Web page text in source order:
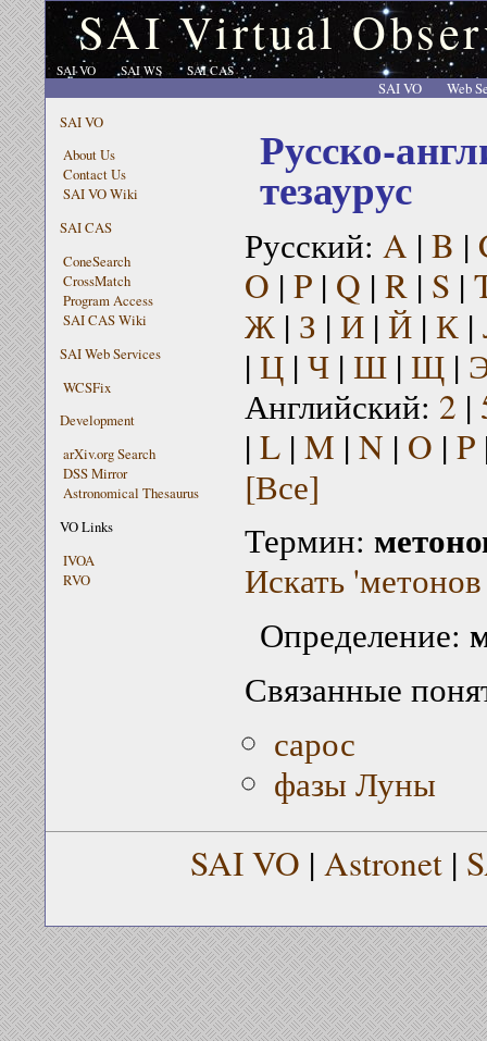
SAI Virtual
SAI VO SAI WS SAI CAS
SAI VO
Web
SAI VO
About Us
Contact Us
SAI VO Wiki
SAI CAS
ConeSearch
CrossMatch
Program Access
SAI CAS Wiki
SAI Web Services
WCSFix
Development
arXiv.org Search
DSS Mirror
Astronomical Thesaurus
VO Links
IVOA
RVO
Русско-
тезаурус
Русский: A | B |
O | P| Q | R| S |
Ж| З | И| Й| К|
| Ц| Ч| Ш| Щ|
Английский: 2 |
| L| M | N | O | P
[Все]
Термин:
Искать
Определение:
Связанные
сарос
фазы Луны
SAI VO | Astronet |